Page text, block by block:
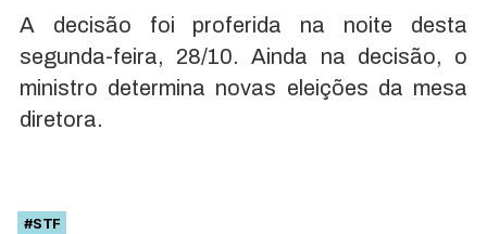
A decisão foi proferida na noite desta
segunda-feira, 28/10. Ainda na decisão, o
ministro determina novas eleições da mesa
diretora.
#STF